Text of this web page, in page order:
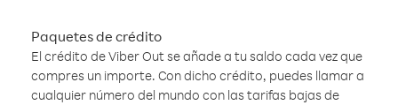
Paquetes de crédito
El crédito de Viber Out se añade a tu saldo cada vez que
compres un importe. Con dicho crédito, puedes llamar a
cualquier número del mundo con las tarifas bajas de